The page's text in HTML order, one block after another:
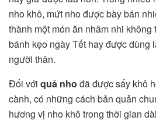
nho khô, mứt nho được bày bán
thành một món ăn nhâm nhi không
bánh kẹo ngày Tết hay được dùng
người thân.
Đối với quả nho đã được sấy khô
cành, có những cách bản quản
hương vị nho khô trong thời gian